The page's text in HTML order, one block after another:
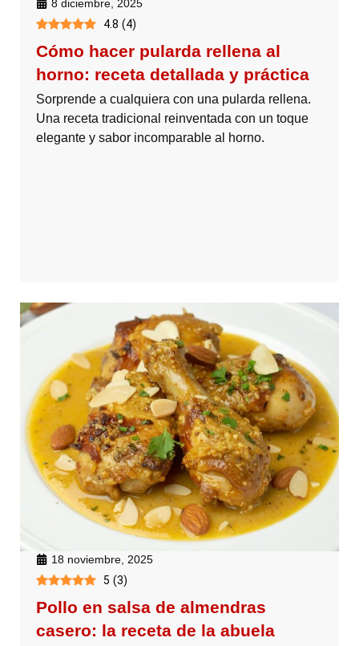
8 diciembre, 2025
4.8 (4)
Cómo hacer pularda rellena al
horno: receta detallada y práctica
Sorprende a cualquiera con una pularda rellena.
Una receta tradicional reinventada con un toque
elegante y sabor incomparable al horno.
18 noviembre, 2025
5 (3)
Pollo en salsa de almendras
casero: la receta de la abuela